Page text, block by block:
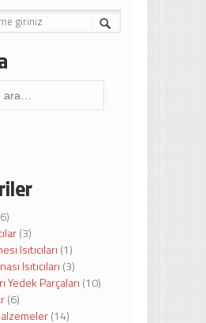
(3)
Isıtıcıları (1)
Isıtıcıları (3)
Yedek Parçaları (10)
(6)
(14)